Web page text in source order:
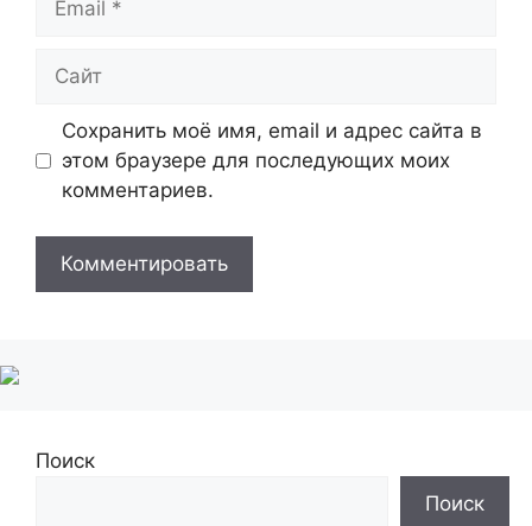
Сайт
Сохранить моё имя, email и адрес сайта в
этом браузере для последующих моих
комментариев.
Поиск
Поиск